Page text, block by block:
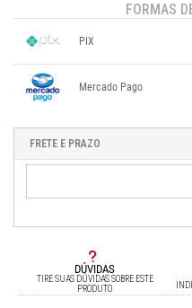
DÚVIDAS
TIRE SUAS DÚVIDAS SOBRE ESTE
PRODUTO
FORMAS
PIX
..
Mercado Pago
4x sem juros de R$ 1.074,78
FRETE E PRAZO